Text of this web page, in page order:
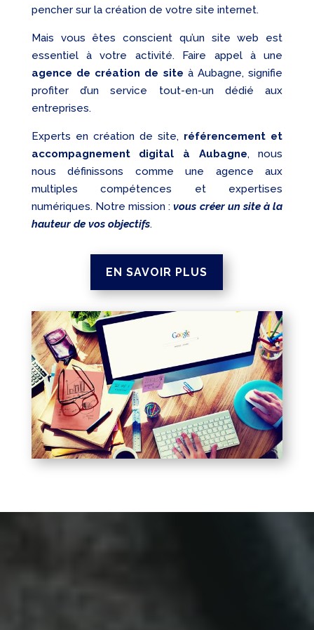
pencher sur la création de votre site internet.
Mais vous êtes conscient qu’un site web est
essentiel à votre activité. Faire appel à une
agence de création de site à Aubagne, signifie
profiter d’un service tout-en-un dédié aux
entreprises.
Experts en création de site, référencement et
accompagnement digital à Aubagne, nous
nous définissons comme une agence aux
multiples compétences et expertises
numériques. Notre mission :vous créer un site à la
hauteur de vos objectifs.
EN SAVOIR PLUS